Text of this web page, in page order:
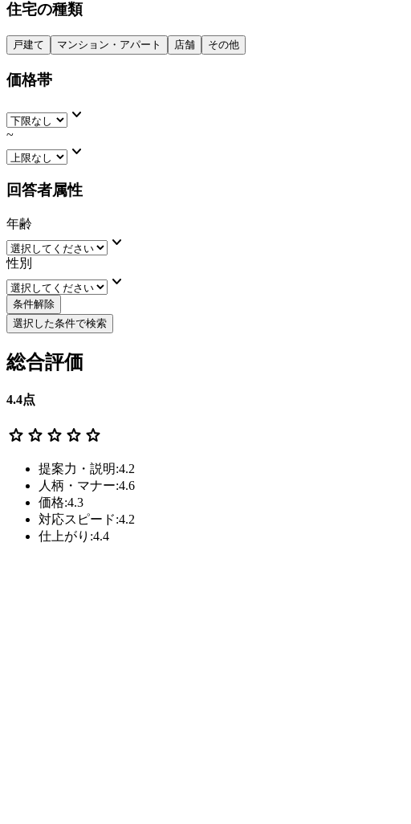
住宅の種類
戸建て マンション・アパート 店舗 その他
価格帯
keyboard_arrow_down
~
keyboard_arrow_down
回答者属性
年齢
keyboard_arrow_down
性別
keyboard_arrow_down
条件解除
選択した条件で検索
総合評価
4.4点
star star star star star
提案力・説明:4.2
人柄・マナー:4.6
価格:4.3
対応スピード:4.2
仕上がり:4.4